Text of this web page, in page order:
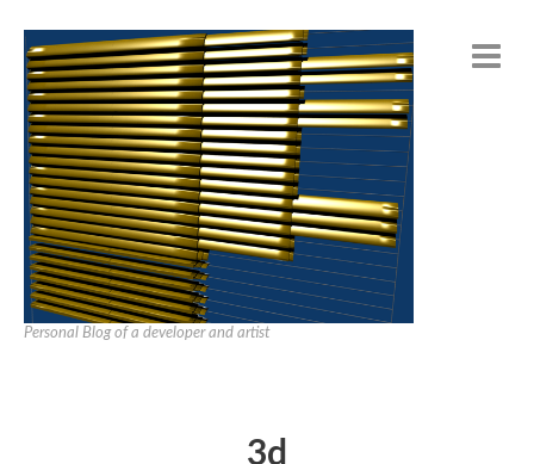
Personal Blog of a developer and artist
3d